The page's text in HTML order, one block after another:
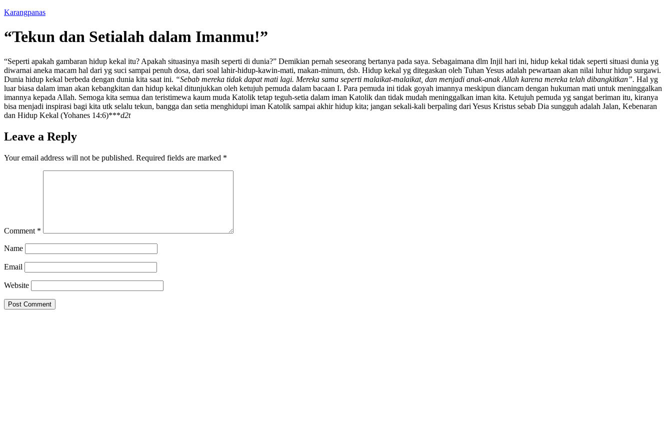
Karangpanas
“Tekun dan Setialah dalam Imanmu!”
“Seperti apakah gambaran hidup kekal itu? Apakah situasinya masih seperti di dunia?” Demikian pernah seseorang bertanya pada saya. Sebagaimana dlm Injil hari ini, hidup kekal tidak seperti situasi dunia yg
diwarnai aneka macam hal dari yg suci sampai penuh dosa, dari soal lahir-hidup-kawin-mati, makan-minum, dsb. Hidup kekal yg ditegaskan oleh Tuhan Yesus adalah pewartaan akan nilai luhur hidup surgawi.
Dunia hidup kekal berbeda dengan dunia kita saat ini. “Sebab mereka tidak dapat mati lagi. Mereka sama seperti malaikat-malaikat, dan menjadi anak-anak Allah karena mereka telah dibangkitkan”. Hal yg
luar biasa dalam iman akan kebangkitan dan hidup kekal ditunjukkan oleh ketujuh pemuda dalam bacaan I. Para pemuda ini tidak goyah imannya meskipun diancam dengan hukuman mati untuk meninggalkan
imannya kepada Allah. Semoga kita semua dan teristimewa kaum muda Katolik tetap teguh-setia dalam iman Katolik dan tidak mudah meninggalkan iman kita. Ketujuh pemuda yg sangat beriman itu, kiranya
bisa menjadi inspirasi bagi kita utk selalu tekun, bangga dan setia menghidupi iman Katolik sampai akhir hidup kita; jangan sekali-kali berpaling dari Yesus Kristus sebab Dia sungguh adalah Jalan, Kebenaran
dan Hidup Kekal (Yohanes 14:6)***d2t
Leave a Reply
Your email address will not be published. Required fields are marked *
Comment *
Name
Email
Website